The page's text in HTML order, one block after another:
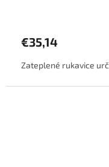
€35,14
Zateplené rukavice